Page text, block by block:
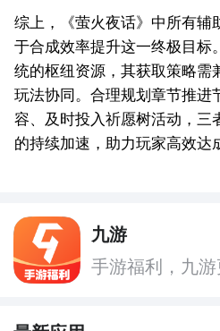
综上，《萤火夜话》中所有辅
于合成效率提升这一终极目标
统的枢纽资源，其获取策略需
玩法协同。合理规划章节推进
容、及时投入祈愿树活动，三
的持续加速，助力玩家高效达
九游
手游福利，九游